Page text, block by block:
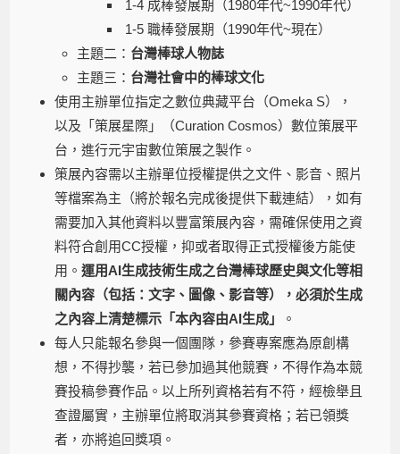
1-4 成棒發展期（1980年代~1990年代）
1-5 職棒發展期（1990年代~現在）
主題二： 台灣棒球人物誌
主題三： 台灣社會中的棒球文化
使用主辦單位指定之數位典藏平台（Omeka S），
以及「策展星際」（Curation Cosmos）數位策展平
台，進行元宇宙數位策展之製作。
策展內容需以主辦單位授權提供之文件、影音、照片
等檔案為主（將於報名完成後提供下載連結），如有
需要加入其他資料以豐富策展內容，需確保使用之資
料符合創用CC授權，抑或者取得正式授權後方能使
用。運用AI生成技術生成之台灣棒球歷史與文化等相
關內容（包括：文字、圖像、影音等），必須於生成
之內容上清楚標示「本內容由AI生成」
。
每人只能報名參與一個團隊，參賽專案應為原創構
想，不得抄襲，若已參加過其他競賽，不得作為本競
賽投稿參賽作品。以上所列資格若有不符，經檢舉且
查證屬實，主辦單位將取消其參賽資格；若已領獎
者，亦將追回獎項。